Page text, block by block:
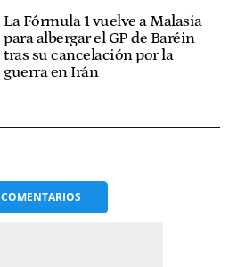
La Fórmula 1 vuelve a Malasia
para albergar el GP de Baréin
tras su cancelación por la
guerra en Irán
COMENTARIOS